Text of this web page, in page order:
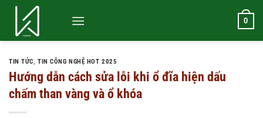
0
TIN TỨC,TIN CÔNG NGHỆ HOT 2025
Hướng dẫn cách sửa lỗi khi ổ đĩa hiện dấu
chấm than vàng và ổ khóa